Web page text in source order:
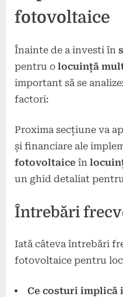
fotovoltaice
Înainte de a investi în
pentru o locuință
important să se
factori:
Proxima secțiune va
și financiare ale
fotovoltaice în
un ghid detaliat
Întrebări
Iată câteva întrebări
fotovoltaice pentru
Ce costuri implică